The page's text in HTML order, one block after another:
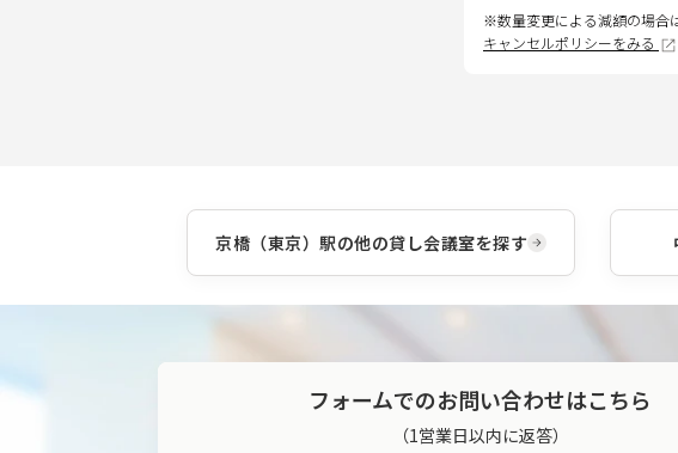
※数量変更による減額の場合
キャンセルポリシーをみる
京橋（東京）駅の他の貸し会議室を探す
フォームでのお問い合わせはこちら
（1営業日以内に返答）